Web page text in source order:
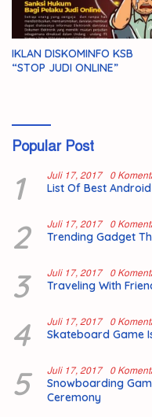
IKLAN DISKOMINFO KSB
“STOP JUDI ONLINE”
Popular Post
1 Juli 17, 2017 0
List Of Best
2 Juli 17, 2017 0
Trending Gadget
3 Juli 17, 2017 0
Traveling With
4 Juli 17, 2017 0
Skateboard Game
5 Juli 17, 2017 0
Snowboarding
Ceremony